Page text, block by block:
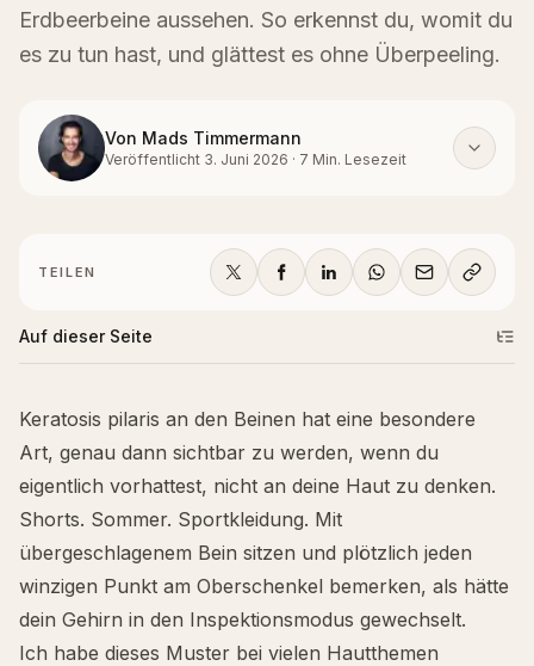
Erdbeerbeine aussehen. So erkennst du, womit du
es zu tun hast, und glättest es ohne Überpeeling.
Von Mads Timmermann
Veröffentlicht 3. Juni 2026 · 7 Min. Lesezeit
TEILEN
Auf dieser Seite
Keratosis pilaris an den Beinen hat eine besondere
Art, genau dann sichtbar zu werden, wenn du
eigentlich vorhattest, nicht an deine Haut zu denken.
Shorts. Sommer. Sportkleidung. Mit
übergeschlagenem Bein sitzen und plötzlich jeden
winzigen Punkt am Oberschenkel bemerken, als hätte
dein Gehirn in den Inspektionsmodus gewechselt.
Ich habe dieses Muster bei vielen Hautthemen